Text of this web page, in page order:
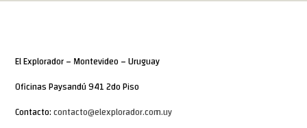
El Explorador – Montevideo – Uruguay
Oficinas Paysandú 941 2do Piso
Contacto:contacto@elexplorador.com.uy